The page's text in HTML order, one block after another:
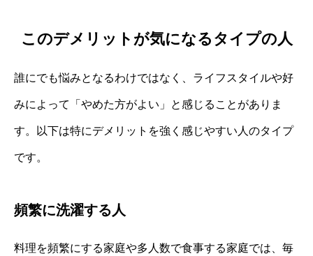
このデメリットが気になるタイプの人
誰にでも悩みとなるわけではなく、ライフスタイルや好
みによって「やめた方がよい」と感じることがありま
す。以下は特にデメリットを強く感じやすい人のタイプ
です。
頻繁に洗濯する人
料理を頻繁にする家庭や多人数で食事する家庭では、毎